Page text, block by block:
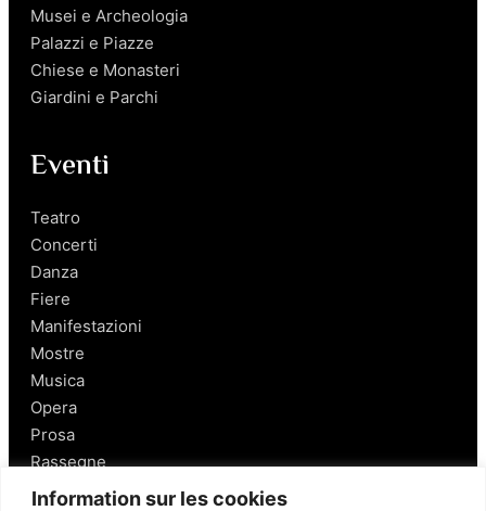
Information sur les cookies
Musei e Archeologia
Palazzi e Piazze
Chiese e Monasteri
Giardini e Parchi
Eventi
Teatro
Concerti
Danza
Fiere
Manifestazioni
Mostre
Musica
Opera
Prosa
Rassegne